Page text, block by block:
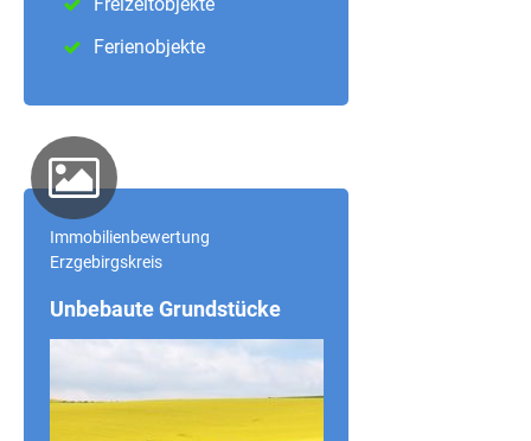
Ferienobjekte
Immobilienbewertung
Erzgebirgskreis
Unbebaute Grundstücke